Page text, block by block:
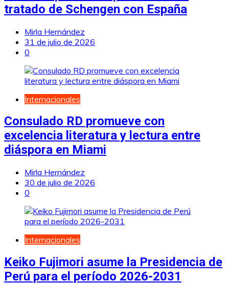
tratado de Schengen con España
Mirla Hernández
31 de julio de 2026
0
Internacionales
Consulado RD promueve con
excelencia literatura y lectura entre
diáspora en Miami
Mirla Hernández
30 de julio de 2026
0
Internacionales
Keiko Fujimori asume la Presidencia de
Perú para el período 2026-2031